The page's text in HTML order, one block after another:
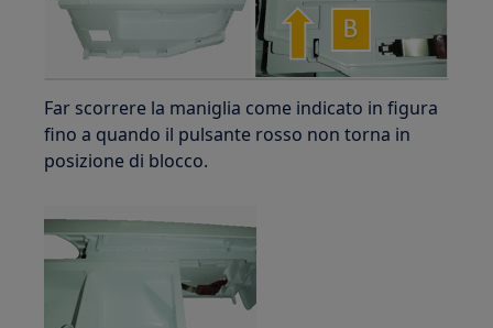
Far scorrere la maniglia come indicato in figura
fino a quando il pulsante rosso non torna in
posizione di blocco.